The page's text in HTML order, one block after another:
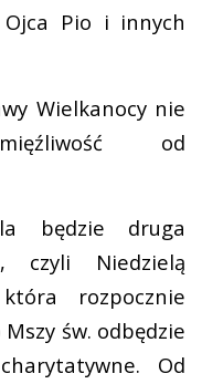
Ojca Pio i innych
Wielkanocy nie
od
będzie druga
czyli Niedzielą
rozpocznie
św. odbędzie
Od